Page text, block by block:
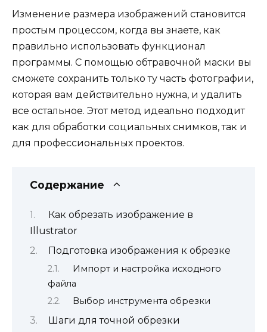
Изменение размера изображений становится
простым процессом, когда вы знаете, как
правильно использовать функционал
программы. С помощью обтравочной маски вы
сможете сохранить только ту часть фотографии,
которая вам действительно нужна, и удалить
все остальное. Этот метод идеально подходит
как для обработки социальных снимков, так и
для профессиональных проектов.
Содержание
Как обрезать изображение в
Illustrator
Подготовка изображения к обрезке
Импорт и настройка исходного
файла
Выбор инструмента обрезки
Шаги для точной обрезки